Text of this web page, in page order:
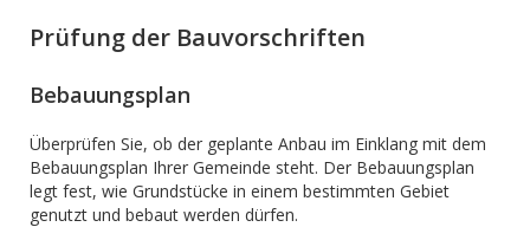
Prüfung der Bauvorschriften
Bebauungsplan
Überprüfen Sie, ob der geplante Anbau im Einklang mit dem
Bebauungsplan Ihrer Gemeinde steht. Der Bebauungsplan
legt fest, wie Grundstücke in einem bestimmten Gebiet
genutzt und bebaut werden dürfen.